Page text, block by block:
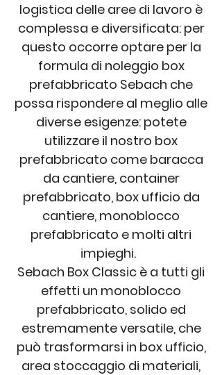
logistica delle aree di lavoro è
complessa e diversificata: per
questo occorre optare per la
formula di noleggio box
prefabbricato Sebach che
possa rispondere al meglio alle
diverse esigenze: potete
utilizzare il nostro box
prefabbricato come baracca
da cantiere, container
prefabbricato, box ufficio da
cantiere, monoblocco
prefabbricato e molti altri
impieghi.
Sebach Box Classic è a tutti gli
effetti un monoblocco
prefabbricato, solido ed
estremamente versatile, che
può trasformarsi in box ufficio,
area stoccaggio di materiali,